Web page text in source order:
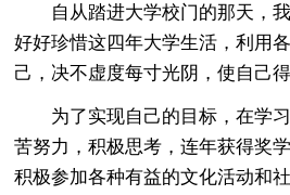
自从踏进大学校门的那天，
好好珍惜这四年大学生活，利用
己，决不虚度每寸光阴，使自己
为了实现自己的目标，在学
苦努力，积极思考，连年获得奖
积极参加各种有益的文化活动和